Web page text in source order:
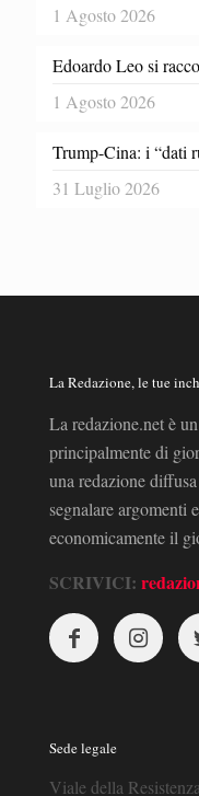
1 Agosto 2026
Edoardo Leo si
1 Agosto 2026
Trump-Cina: i “dati
31 Luglio 2026
La Redazione, le tue
La redazione.net è
principalmente di
una redazione
segnalare argomenti
economicamente il
SCRIVICI:
Sede legale
Viale della